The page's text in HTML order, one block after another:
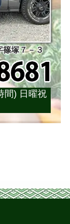
篠塚７－３
間) 日曜祝